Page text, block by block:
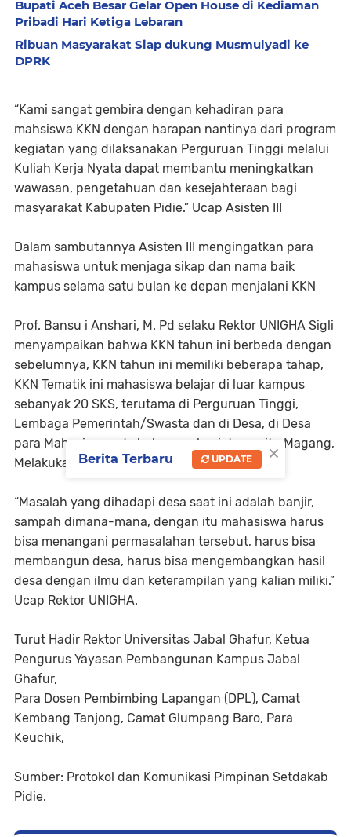
Bupati Aceh Besar Gelar Open House di Kediaman
Pribadi Hari Ketiga Lebaran
Ribuan Masyarakat Siap dukung Musmulyadi ke
DPRK
“Kami sangat gembira dengan kehadiran para
mahsiswa KKN dengan harapan nantinya dari program
kegiatan yang dilaksanakan Perguruan Tinggi melalui
Kuliah Kerja Nyata dapat membantu meningkatkan
wawasan, pengetahuan dan kesejahteraan bagi
masyarakat Kabupaten Pidie.” Ucap Asisten III
Dalam sambutannya Asisten III mengingatkan para
mahasiswa untuk menjaga sikap dan nama baik
kampus selama satu bulan ke depan menjalani KKN
Prof. Bansu i Anshari, M. Pd selaku Rektor UNIGHA Sigli
menyampaikan bahwa KKN tahun ini berbeda dengan
sebelumnya, KKN tahun ini memiliki beberapa tahap,
KKN Tematik ini mahasiswa belajar di luar kampus
sebanyak 20 SKS, terutama di Perguruan Tinggi,
Lembaga Pemerintah/Swasta dan di Desa, di Desa
para Mahasiswa ada beberapa kegiatan yaitu Magang,
Melakukan Research dan Membangun Desa.
“Masalah yang dihadapi desa saat ini adalah banjir,
sampah dimana-mana, dengan itu mahasiswa harus
bisa menangani permasalahan tersebut, harus bisa
membangun desa, harus bisa mengembangkan hasil
desa dengan ilmu dan keterampilan yang kalian miliki.”
Ucap Rektor UNIGHA.
Turut Hadir Rektor Universitas Jabal Ghafur, Ketua
Pengurus Yayasan Pembangunan Kampus Jabal
Ghafur,
Para Dosen Pembimbing Lapangan (DPL), Camat
Kembang Tanjong, Camat Glumpang Baro, Para
Keuchik,
Sumber: Protokol dan Komunikasi Pimpinan Setdakab
Pidie.
×
Berita Terbaru UPDATE